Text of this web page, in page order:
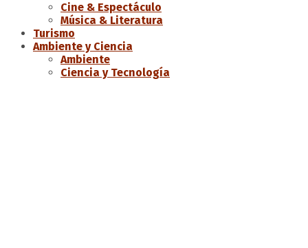
Cine & Espectáculo
Música & Literatura
Turismo
Ambiente y Ciencia
Ambiente
Ciencia y Tecnología